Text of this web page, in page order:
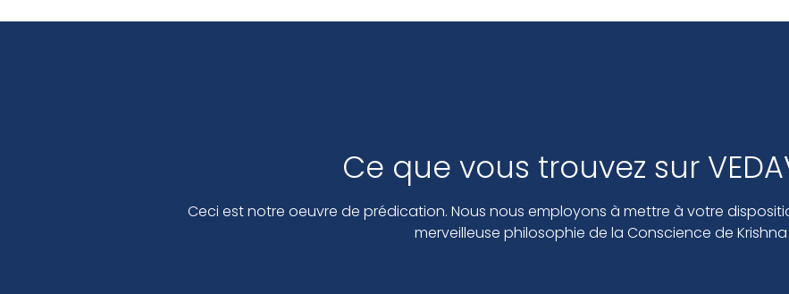
Ce que vous trouvez sur
Ceci est notre oeuvre de prédication. Nous nous employons à mettre à votre
merveilleuse philosophie de la Conscience de Krishna